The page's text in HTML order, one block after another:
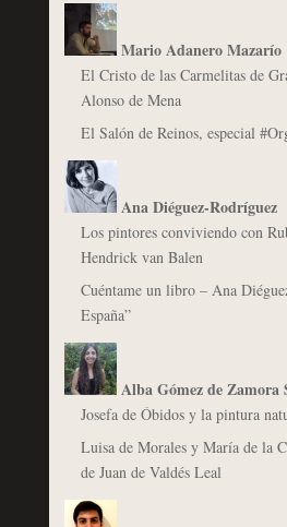
Mario Adanero Mazarío
El Cristo de las Carmelitas de
Alonso de Mena
El Salón de Reinos, especial
Ana Diéguez-Rodríguez
Los pintores conviviendo con
Hendrick van Balen
Cuéntame un libro – Ana
España”
Alba Gómez de Zamora
Josefa de Óbidos y la pintura
Luisa de Morales y María de la
de Juan de Valdés Leal